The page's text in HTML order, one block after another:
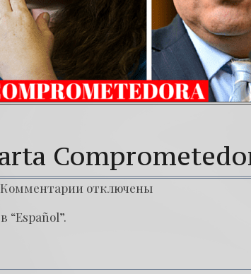
Комментарии отключены
“Español”.